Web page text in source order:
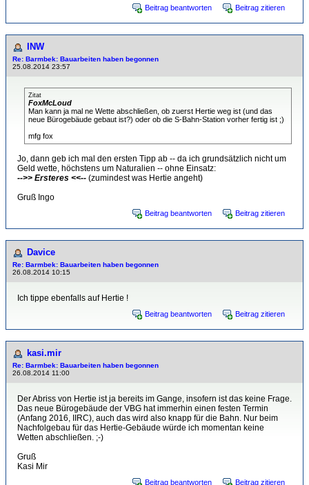
Beitrag beantworten Beitrag zitieren
INW
Re: Barmbek: Bauarbeiten haben begonnen
25.08.2014 23:57
Zitat
FoxMcLoud
Man kann ja mal ne Wette abschließen, ob zuerst Hertie weg ist (und das
neue Bürogebäude gebaut ist?) oder ob die S-Bahn-Station vorher fertig ist ;)
mfg fox
Jo, dann geb ich mal den ersten Tipp ab -- da ich grundsätzlich nicht um
Geld wette, höchstens um Naturalien -- ohne Einsatz:
-->> Ersteres <<-- (zumindest was Hertie angeht)
Gruß Ingo
Beitrag beantworten Beitrag zitieren
Davice
Re: Barmbek: Bauarbeiten haben begonnen
26.08.2014 10:15
Ich tippe ebenfalls auf Hertie !
Beitrag beantworten Beitrag zitieren
kasi.mir
Re: Barmbek: Bauarbeiten haben begonnen
26.08.2014 11:00
Der Abriss von Hertie ist ja bereits im Gange, insofern ist das keine Frage.
Das neue Bürogebäude der VBG hat immerhin einen festen Termin
(Anfang 2016, IIRC), auch das wird also knapp für die Bahn. Nur beim
Nachfolgebau für das Hertie-Gebäude würde ich momentan keine
Wetten abschließen. ;-)
Gruß
Kasi Mir
Beitrag beantworten Beitrag zitieren